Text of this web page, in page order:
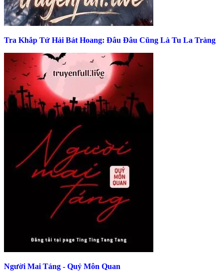
Tra Khắp Tứ Hải Bát Hoang: Đâu Đâu Cũng Là Tu La Tràng
Người Mai Táng - Quỷ Môn Quan